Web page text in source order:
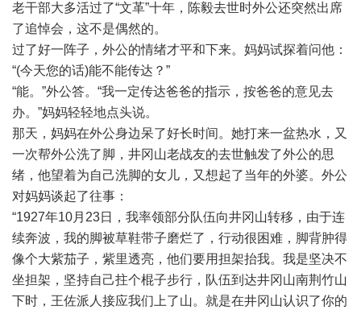
老干部大多活过了“文革”十年，陈毅去世时外公还突然出席
了追悼会，这不是偶然的。
过了好一阵子，外公的情绪才平和下来。妈妈试探着问他：
“(今天您的话)能不能传达？”
“能。”外公答。“我一定传达爸爸的指示，按爸爸的意见去
办。”妈妈轻轻地点头说。
那天，妈妈在外公身边呆了好长时间。她打来一盆热水，又
一次帮外公洗了脚，井冈山老战友的去世触发了外公的思
绪，他望着为自己洗脚的女儿，又想起了当年的外婆。外公
对妈妈谈起了往事：
“1927年10月23日，我率领部分队伍向井冈山转移，由于连
续奔波，我的脚被草鞋带子磨烂了，行动很困难，脚背肿得
像个大紫茄子，紫里透亮，他们要用担架抬我。我是坚决不
坐担架，坚持自己拄个棍子步行，队伍到达井冈山南荆竹山
下时，王佐派人接应我们上了山。就是在井冈山认识了你的